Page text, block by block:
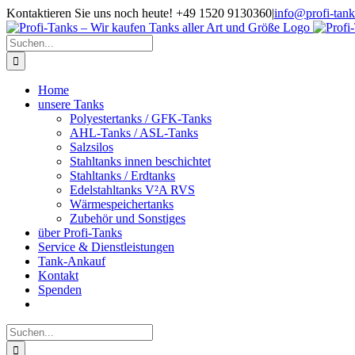
Zum
Inhalt
springen
Kontaktieren Sie uns noch heute! +49 1520 9130360|info@profi-
Suche
nach:
Home
unsere Tanks
Polyestertanks / GFK-Tanks
AHL-Tanks / ASL-Tanks
Salzsilos
Stahltanks innen beschichtet
Stahltanks / Erdtanks
Edelstahltanks V²A RVS
Wärmespeichertanks
Zubehör und Sonstiges
über Profi-Tanks
Service & Dienstleistungen
Tank-Ankauf
Kontakt
Spenden
Suche
nach: